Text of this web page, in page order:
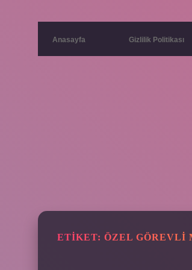
Anasayfa Gizlilik Politikası
ETIKET: ÖZEL GÖREVLI